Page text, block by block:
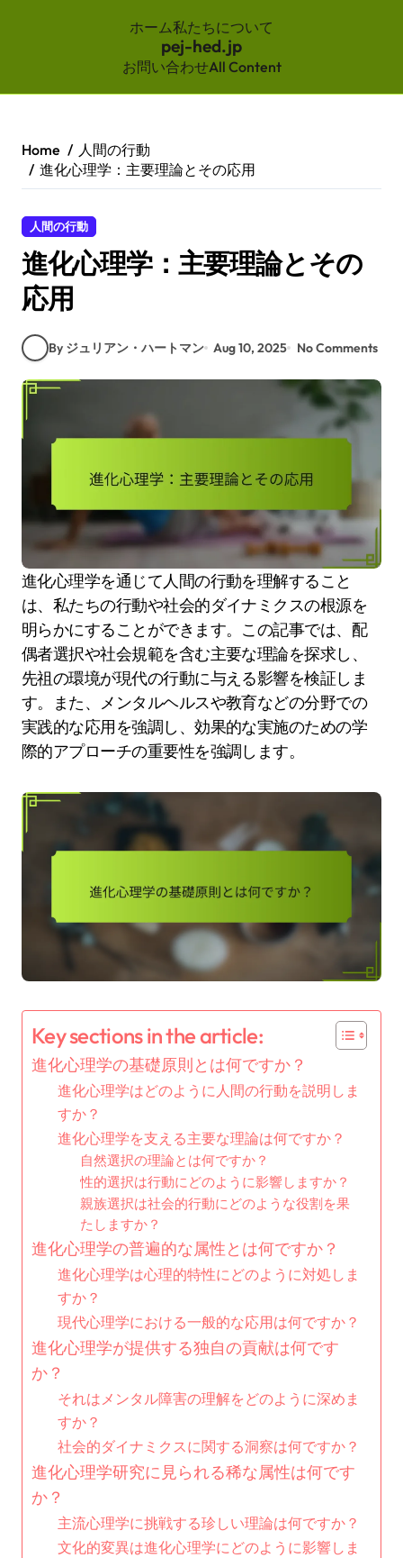
ホーム私たちについて
pej-hed.jp
お問い合わせAll Content
content
Home
人間の行動
進化心理学：主要理論とその応用
人間の行動
進化心理学：主要理論とその
応用
By ジュリアン・ハートマン Aug 10, 2025 No Comments
進化心理学を通じて人間の行動を理解すること
は、私たちの行動や社会的ダイナミクスの根源を
明らかにすることができます。この記事では、配
偶者選択や社会規範を含む主要な理論を探求し、
先祖の環境が現代の行動に与える影響を検証しま
す。また、メンタルヘルスや教育などの分野での
実践的な応用を強調し、効果的な実施のための学
際的アプローチの重要性を強調します。
Key sections in the article:
進化心理学の基礎原則とは何ですか？
進化心理学はどのように人間の行動を説明しま
すか？
進化心理学を支える主要な理論は何ですか？
自然選択の理論とは何ですか？
性的選択は行動にどのように影響しますか？
親族選択は社会的行動にどのような役割を果
たしますか？
進化心理学の普遍的な属性とは何ですか？
進化心理学は心理的特性にどのように対処しま
すか？
現代心理学における一般的な応用は何ですか？
進化心理学が提供する独自の貢献は何です
か？
それはメンタル障害の理解をどのように深めま
すか？
社会的ダイナミクスに関する洞察は何ですか？
進化心理学研究に見られる稀な属性は何です
か？
主流心理学に挑戦する珍しい理論は何ですか？
文化的変異は進化心理学にどのように影響しま